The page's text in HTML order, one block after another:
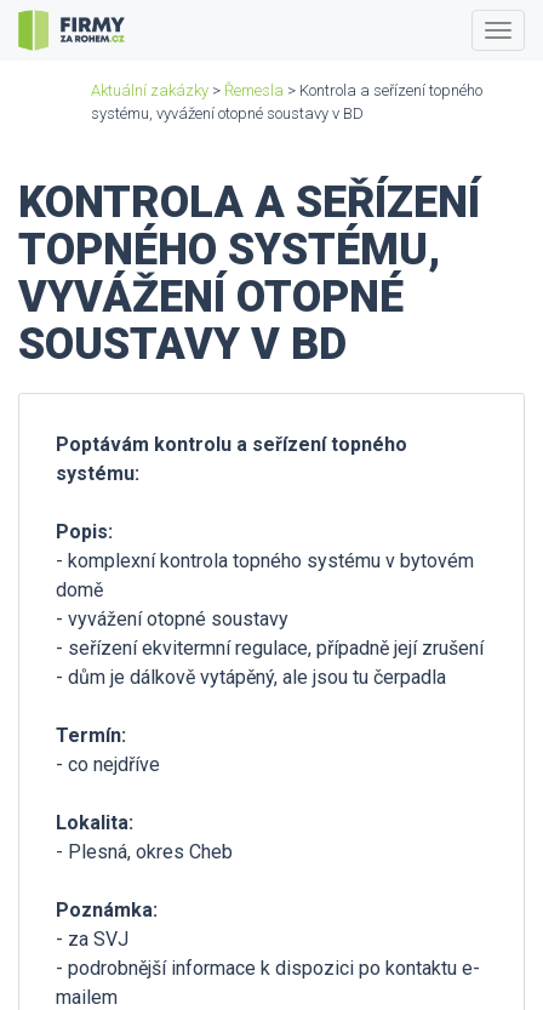
Aktuální zakázky > Řemesla > Kontrola a seřízení topného
systému, vyvážení otopné soustavy v BD
KONTROLA A SEŘÍZENÍ
TOPNÉHO SYSTÉMU,
VYVÁŽENÍ OTOPNÉ
SOUSTAVY V BD
Poptávám kontrolu a seřízení topného
systému:
Popis:
- komplexní kontrola topného systému v bytovém
domě
- vyvážení otopné soustavy
- seřízení ekvitermní regulace, případně její zrušení
- dům je dálkově vytápěný, ale jsou tu čerpadla
Termín:
- co nejdříve
Lokalita:
- Plesná, okres Cheb
Poznámka:
- za SVJ
- podrobnější informace k dispozici po kontaktu e-
mailem